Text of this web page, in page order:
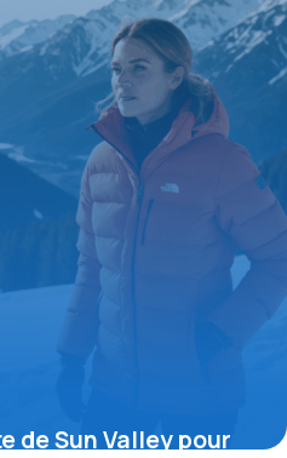
de Sun Valley pour